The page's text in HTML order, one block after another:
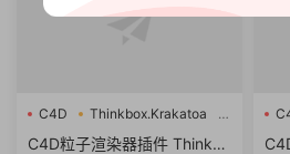
C4D
Thinkbox.Krakatoa
粒子渲染器插件
C4D粒子渲染器插件 Thinkbo